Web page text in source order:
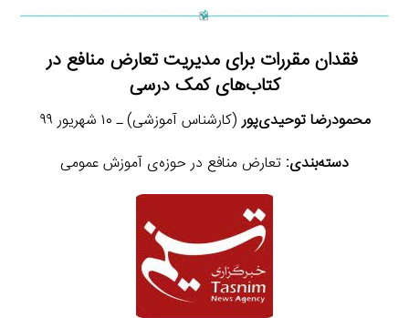
فقدان مقررات برای مدیریت تعارض منافع در
کتاب‌های کمک درسی
محمودرضا توحیدی‌پور(کارشناس آموزشی) ـ ۱۰ شهریور ۹۹
دسته‌بندی: تعارض منافع در حوزه‌ی آموزش عمومی